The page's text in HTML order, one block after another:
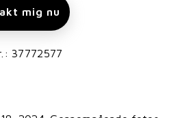
mig nu
37772577